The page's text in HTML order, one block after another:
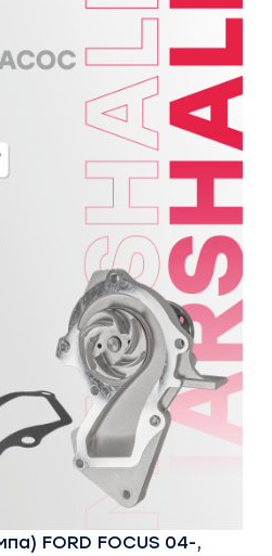
FORD FOCUS 04-,